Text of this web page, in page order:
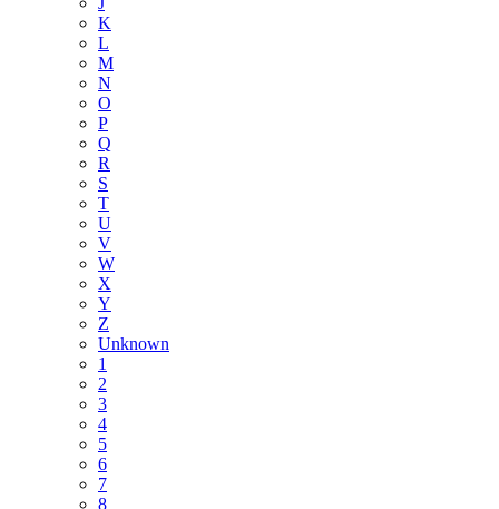
K
L
M
N
O
P
Q
R
S
T
U
V
W
X
Y
Z
Unknown
1
2
3
4
5
6
7
8